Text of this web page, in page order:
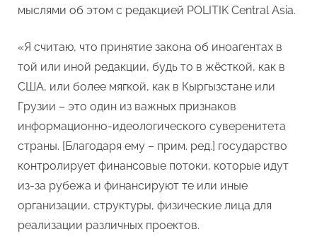
мыслями об этом с редакцией POLITIK Central Asia.
«Я считаю, что принятие закона об иноагентах в
той или иной редакции, будь то в жёсткой, как в
США, или более мягкой, как в Кыргызстане или
Грузии – это один из важных признаков
информационно-идеологического суверенитета
страны. [Благодаря ему – прим. ред.] государство
контролирует финансовые потоки, которые идут
из-за рубежа и финансируют те или иные
организации, структуры, физические лица для
реализации различных проектов.